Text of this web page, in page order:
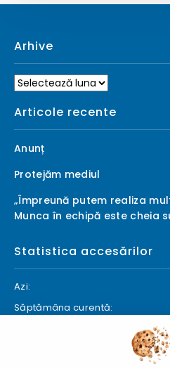
Arhive
Arhive
Articole recente
Anunț
Protejăm mediul
„Împreună putem realiza
Munca în echipă este cheia
Statistica accesărilor
Azi:
Săptămâna curentă: